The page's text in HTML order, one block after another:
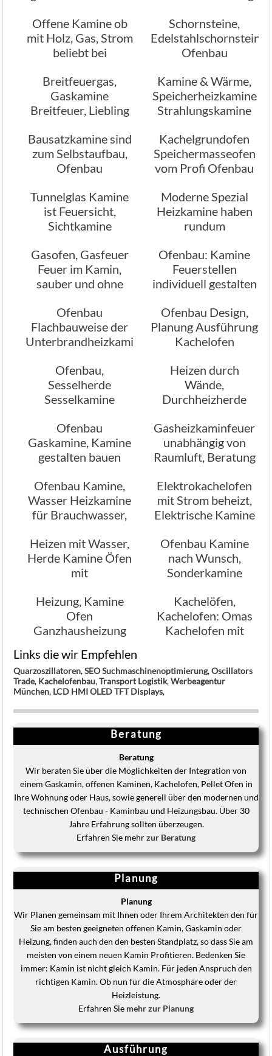
Ofenbau
Offene Kamine ob
mit Holz, Gas, Strom
beliebt bei
Schornsteine,
Edelstahlschornstein
Ofenbau
Breitfeuergas,
Gaskamine
Breitfeuer, Liebling
Innenarchitekten
Kamine & Wärme,
Speicherheizkamine
Strahlungskamine
Bausatzkamine sind
zum Selbstaufbau,
Ofenbau
Kachelgrundofen
Speichermasseofen
vom Profi Ofenbau
Tunnelglas Kamine
ist Feuersicht,
Sichtkamine
Moderne Spezial
Heizkamine haben
rundum
Ofenbau
Gasofen, Gasfeuer
Feuer im Kamin,
sauber und ohne
Ofenbau: Kamine
Feuerstellen
individuell gestalten
Ofenbau
Flachbauweise der
Unterbrandheizkamine
Ofenbau Design,
Planung Ausführung
Kachelofen
Ofenbau,
Sesselherde
Sesselkamine
besonderen Form
Heizen durch
Wände,
Durchheizherde
Ofenbau
Ofenbau
Gaskamine, Kamine
gestalten bauen
Gasheizkaminfeuer
unabhängig von
Raumluft, Beratung
Ofenbau Kamine,
Wasser Heizkamine
für Brauchwasser,
Elektrokachelofen
mit Strom beheizt,
Elektrische Kamine
Heizen mit Wasser,
Herde Kamine Öfen
mit
Ofenbau Kamine
nach Wunsch,
Sonderkamine
Traumkamine
Heizung, Kamine
Ofen
Ganzhausheizung
Kachelöfen,
Kachelofen: Omas
Kachelofen mit
Links die wir Empfehlen
Quarzoszillatoren,SEO Suchmaschinenoptimierung,Oscillators
Trade, Kachelofenbau,Transport Logistik,Werbeagentur
München, LCD HMI OLED TFT Displays,
Beratung
Beratung
Wir beraten Sie über die Möglichkeiten der Integration von
einem Gaskamin, offenen Kaminen, Kachelofen, Pellet Ofen in
Ihre Wohnung oder Haus, sowie generell über den modernen und
technischen Ofenbau - Kaminbau und Heizungsbau. Über 30
Jahre Erfahrung sollten überzeugen.
Erfahren Sie mehrzur Beratung
Planung
Planung
Wir Planen gemeinsam mit Ihnen oder Ihrem Architekten den für
Sie am besten geeigneten offenen Kamin, Gaskamin oder
Heizung, finden auch den den besten Standplatz, so dass Sie am
meisten von einem neuen Kamin Profitieren. Bedenken Sie
immer: Kamin ist nicht gleich Kamin. Für jeden Anspruch den
richtigen Kamin. Ob nun für die Atmosphäre oder der
Heizleistung.
Erfahren Sie mehr zur Planung
Ausführung